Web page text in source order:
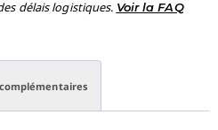
délais logistiques. Voir la FAQ